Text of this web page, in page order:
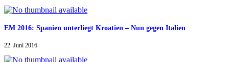
EM 2016: Spanien unterliegt Kroatien – Nun gegen Italien
22. Juni 2016